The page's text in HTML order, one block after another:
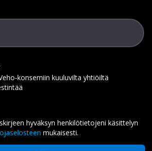
konserniin kuuluvilta yhtiöiltä
hyväksyn henkilötietojeni käsittelyn
mukaisesti.